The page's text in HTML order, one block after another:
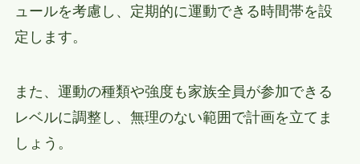
ュールを考慮し、定期的に運動できる時間帯を設
定します。
また、運動の種類や強度も家族全員が参加できる
レベルに調整し、無理のない範囲で計画を立てま
しょう。